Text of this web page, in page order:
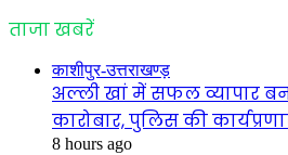
ताजा खबरें
काशीपुर-उत्तराखण्ड़
अल्ली खां में सफल व्यापार
कारोबार, पुलिस की
8 hours ago